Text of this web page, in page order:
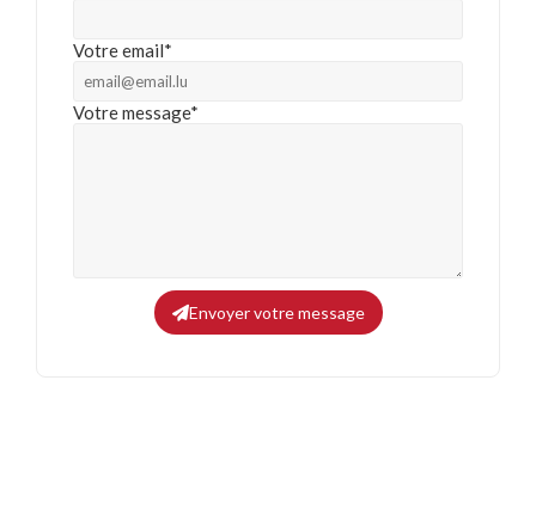
Votre email*
Votre message*
Envoyer votre message